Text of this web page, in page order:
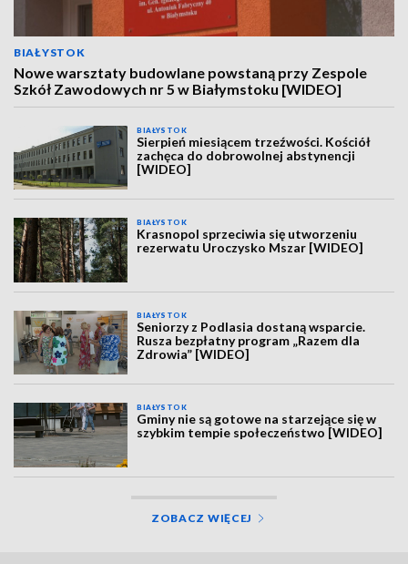
BIAŁYSTOK
Nowe warsztaty budowlane powstaną przy Zespole
Szkół Zawodowych nr 5 w Białymstoku [WIDEO]
BIAŁYSTOK
Sierpień miesiącem trzeźwości. Kościół
zachęca do dobrowolnej abstynencji
[WIDEO]
BIAŁYSTOK
Krasnopol sprzeciwia się utworzeniu
rezerwatu Uroczysko Mszar [WIDEO]
BIAŁYSTOK
Seniorzy z Podlasia dostaną wsparcie.
Rusza bezpłatny program „Razem dla
Zdrowia” [WIDEO]
BIAŁYSTOK
Gminy nie są gotowe na starzejące się w
szybkim tempie społeczeństwo [WIDEO]
ZOBACZ WIĘCEJ